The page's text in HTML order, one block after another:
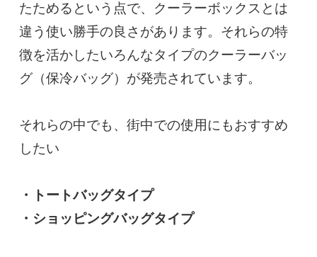
たためるという点で、クーラーボックスとは
違う使い勝手の良さがあります。それらの特
徴を活かしたいろんなタイプのクーラーバッ
グ（保冷バッグ）が発売されています。
それらの中でも、街中での使用にもおすすめ
したい
・トートバッグタイプ
・ショッピングバッグタイプ